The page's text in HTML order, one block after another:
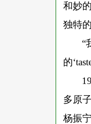
和妙
独特
“
的
多原
杨振